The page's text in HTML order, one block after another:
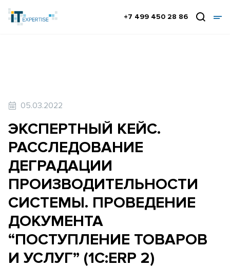
+7 499 450 28 86
05.03.2022
ЭКСПЕРТНЫЙ КЕЙС.
РАССЛЕДОВАНИЕ
ДЕГРАДАЦИИ
ПРОИЗВОДИТЕЛЬНОСТИ
СИСТЕМЫ. ПРОВЕДЕНИЕ
ДОКУМЕНТА
“ПОСТУПЛЕНИЕ ТОВАРОВ
И УСЛУГ” (1С:ERP 2)